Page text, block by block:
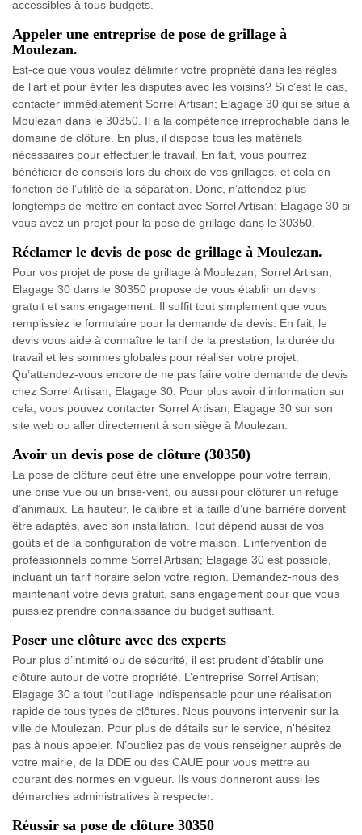
accessibles à tous budgets.
Appeler une entreprise de pose de grillage à
Moulezan.
Est-ce que vous voulez délimiter votre propriété dans les règles
de l’art et pour éviter les disputes avec les voisins? Si c’est le cas,
contacter immédiatement Sorrel Artisan; Elagage 30 qui se situe à
Moulezan dans le 30350. Il a la compétence irréprochable dans le
domaine de clôture. En plus, il dispose tous les matériels
nécessaires pour effectuer le travail. En fait, vous pourrez
bénéficier de conseils lors du choix de vos grillages, et cela en
fonction de l’utilité de la séparation. Donc, n’attendez plus
longtemps de mettre en contact avec Sorrel Artisan; Elagage 30 si
vous avez un projet pour la pose de grillage dans le 30350.
Réclamer le devis de pose de grillage à Moulezan.
Pour vos projet de pose de grillage à Moulezan, Sorrel Artisan;
Elagage 30 dans le 30350 propose de vous établir un devis
gratuit et sans engagement. Il suffit tout simplement que vous
remplissiez le formulaire pour la demande de devis. En fait, le
devis vous aide à connaître le tarif de la prestation, la durée du
travail et les sommes globales pour réaliser votre projet.
Qu’attendez-vous encore de ne pas faire votre demande de devis
chez Sorrel Artisan; Elagage 30. Pour plus avoir d’information sur
cela, vous pouvez contacter Sorrel Artisan; Elagage 30 sur son
site web ou aller directement à son siège à Moulezan.
Avoir un devis pose de clôture (30350)
La pose de clôture peut être une enveloppe pour votre terrain,
une brise vue ou un brise-vent, ou aussi pour clôturer un refuge
d’animaux. La hauteur, le calibre et la taille d’une barrière doivent
être adaptés, avec son installation. Tout dépend aussi de vos
goûts et de la configuration de votre maison. L’intervention de
professionnels comme Sorrel Artisan; Elagage 30 est possible,
incluant un tarif horaire selon votre région. Demandez-nous dès
maintenant votre devis gratuit, sans engagement pour que vous
puissiez prendre connaissance du budget suffisant.
Poser une clôture avec des experts
Pour plus d’intimité ou de sécurité, il est prudent d’établir une
clôture autour de votre propriété. L’entreprise Sorrel Artisan;
Elagage 30 a tout l’outillage indispensable pour une réalisation
rapide de tous types de clôtures. Nous pouvons intervenir sur la
ville de Moulezan. Pour plus de détails sur le service, n'hésitez
pas à nous appeler. N’oubliez pas de vous renseigner auprès de
votre mairie, de la DDE ou des CAUE pour vous mettre au
courant des normes en vigueur. Ils vous donneront aussi les
démarches administratives à respecter.
Réussir sa pose de clôture 30350